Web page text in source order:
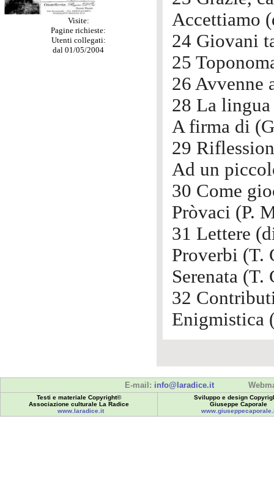
Visite:
Pagine richieste:
Utenti collegati:
dal 01/05/2004
Accettiamo
24 Giovani
25
26 Avvenne
28 La
A firma di
29
Ad un
30 Come
Pròvaci (P.
31 Lettere
Proverbi (T.
Serenata
32
Enigmistica
E-mail: info@laradice.it
Testi e materiale Copyright©
Associazione culturale La Radice
www.laradice.it
Sviluppo e design
Giuseppe Caporale